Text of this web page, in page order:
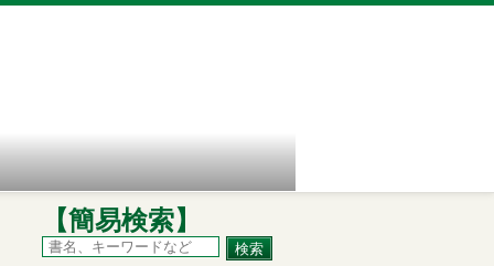
【簡易検索】